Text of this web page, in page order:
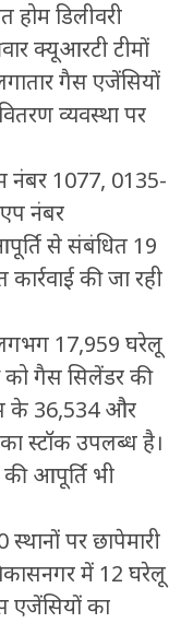
होम डिलीवरी
क्यूआरटी टीमों
गैस एजेंसियों
व्यवस्था पर
नंबर 1077, 0135-
नंबर
से संबंधित 19
की जा रही
17,959 घरेलू
गैस सिलेंडर की
के 36,534 और
स्टॉक उपलब्ध है।
आपूर्ति भी
पर छापेमारी
में 12 घरेलू
एजेंसियों का